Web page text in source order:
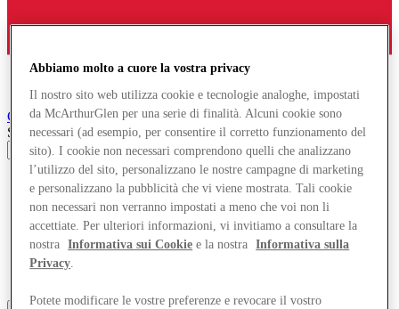
Cheshire OaksDesigner Outlet
Search input
Negozi
Offerte
Pianifica la tua visita
Cosa c'è in programma
Mangia e Bevi
Gift Card
Abbiamo molto a cuore la vostra privacy
Il nostro sito web utilizza cookie e tecnologie analoghe, impostati
da McArthurGlen per una serie di finalità. Alcuni cookie sono
necessari (ad esempio, per consentire il corretto funzionamento del
sito). I cookie non necessari comprendono quelli che analizzano
l’utilizzo del sito, personalizzano le nostre campagne di marketing
e personalizzano la pubblicità che vi viene mostrata. Tali cookie
non necessari non verranno impostati a meno che voi non li
accettiate. Per ulteriori informazioni, vi invitiamo a consultare la
nostra
Informativa sui Cookie e la nostra
Informativa sulla
Privacy
Potete modificare le vostre preferenze e revocare il vostro